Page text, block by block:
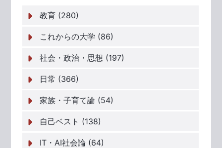
教育 (280)
これからの大学 (86)
社会・政治・思想 (197)
日常 (366)
家族・子育て論 (54)
自己ベスト (138)
IT・AI社会論 (64)